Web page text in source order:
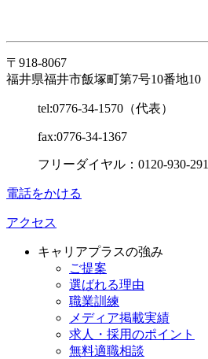
〒918-8067
福井県福井市飯塚町第7号10番地10
tel:0776-34-1570（代表）
fax:0776-34-1367
フリーダイヤル：0120-930-291
電話をかける
アクセス
キャリアプラスの強み
ご提案
選ばれる理由
職業訓練
メディア掲載実績
求人・採用のポイント
無料適職相談